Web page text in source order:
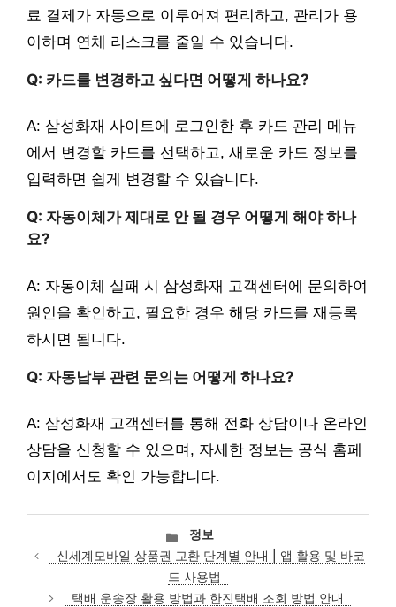
료 결제가 자동으로 이루어져 편리하고, 관리가 용
이하며 연체 리스크를 줄일 수 있습니다.
Q: 카드를 변경하고 싶다면 어떻게 하나요?
A: 삼성화재 사이트에 로그인한 후 카드 관리 메뉴
에서 변경할 카드를 선택하고, 새로운 카드 정보를
입력하면 쉽게 변경할 수 있습니다.
Q: 자동이체가 제대로 안 될 경우 어떻게 해야 하나
요?
A: 자동이체 실패 시 삼성화재 고객센터에 문의하여
원인을 확인하고, 필요한 경우 해당 카드를 재등록
하시면 됩니다.
Q: 자동납부 관련 문의는 어떻게 하나요?
A: 삼성화재 고객센터를 통해 전화 상담이나 온라인
상담을 신청할 수 있으며, 자세한 정보는 공식 홈페
이지에서도 확인 가능합니다.
카
테
고
리
정보
신세계모바일 상품권 교환 단계별 안내 | 앱 활용 및 바코
드 사용법
택배 운송장 활용 방법과 한진택배 조회 방법 안내